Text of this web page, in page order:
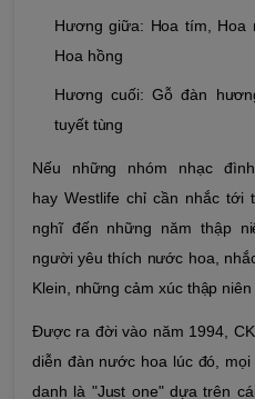
Hương giữa: Hoa tím, Hoa
Hoa hồng
Hương cuối: Gỗ đàn
tuyết tùng
Nếu những nhóm nhạc
hay Westlife chỉ cần nhắc tới
nghĩ đến những năm thập
người yêu thích nước hoa,
Klein, những cảm xúc thập niên
Được ra đời vào năm 1994,
diễn đàn nước hoa lúc đó,
danh là "Just one" dựa trên